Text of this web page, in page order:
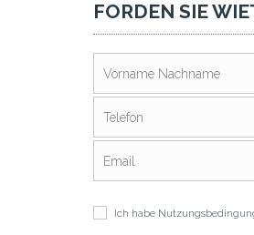
FORDEN SIE
Ich habe